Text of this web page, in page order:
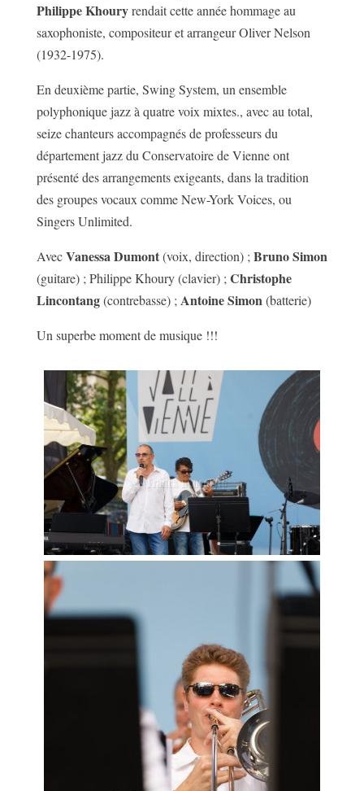
Philippe Khouryrendait cette année hommage au
saxophoniste, compositeur et arrangeur Oliver Nelson
(1932-1975).
En deuxième partie, Swing System, un ensemble
polyphonique jazz à quatre voix mixtes., avec au total,
seize chanteurs accompagnés de professeurs du
département jazz du Conservatoire de Vienne ont
présenté des arrangements exigeants, dans la tradition
des groupes vocaux comme New-York Voices, ou
Singers Unlimited.
AvecVanessa Dumont(voix, direction) ; Bruno Simon
(guitare) ; Philippe Khoury (clavier) ; Christophe
Lincontang(contrebasse) ; Antoine Simon (batterie)
Un superbe moment de musique !!!